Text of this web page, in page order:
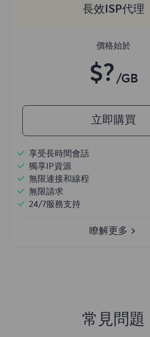
長效ISP代理
價格始於
$? /GB
立即購買
享受長時間會話
獨享IP資源
無限連接和線程
無限請求
24/7服務支持
瞭解更多
常見問題